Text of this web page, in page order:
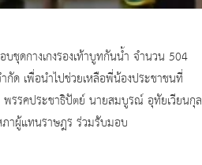
ดกางเกงรองเท้าบูทกันน้ำ จำนวน 504
ด เพื่อนำไปช่วยเหลือพี่น้องประชาชนที่
รรคประชาธิปัตย์ นายสมบูรณ์ อุทัยเวียนกุล
ภาผู้แทนราษฎร ร่วมรับมอบ